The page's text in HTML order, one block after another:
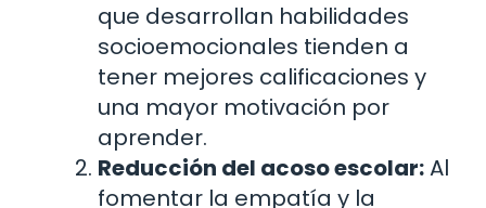
que desarrollan habilidades
socioemocionales tienden a
tener mejores calificaciones y
una mayor motivación por
aprender.
Reducción del acoso escolar:Al
fomentar la empatía y la